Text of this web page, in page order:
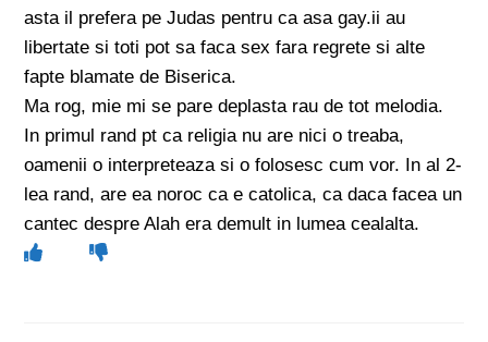
asta il prefera pe Judas pentru ca asa gay.ii au
libertate si toti pot sa faca sex fara regrete si alte
fapte blamate de Biserica.
Ma rog, mie mi se pare deplasta rau de tot melodia.
In primul rand pt ca religia nu are nici o treaba,
oamenii o interpreteaza si o folosesc cum vor. In al 2-
lea rand, are ea noroc ca e catolica, ca daca facea un
cantec despre Alah era demult in lumea cealalta.